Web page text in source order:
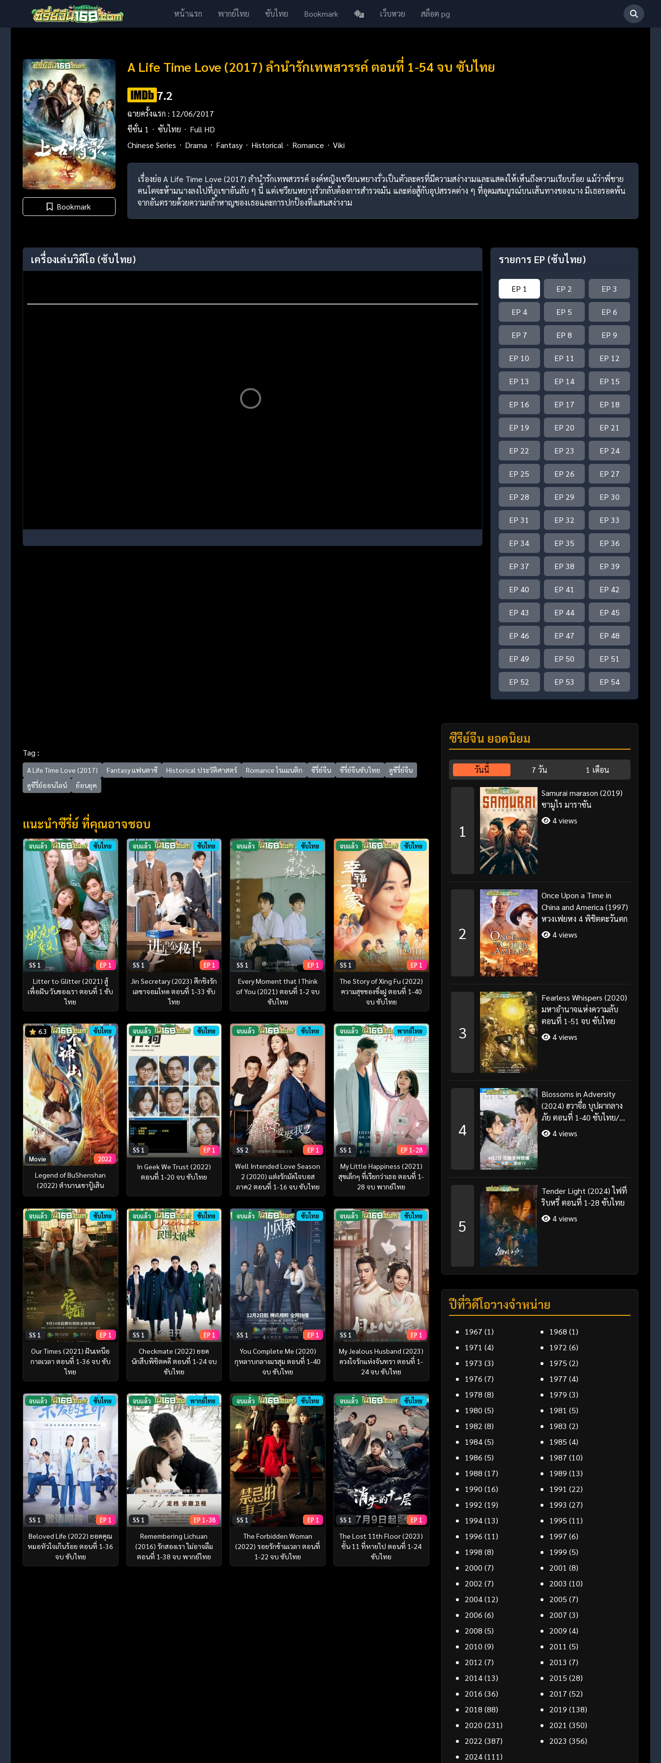
หน้าแรก พากย์ไทย ซับไทย Bookmark เว็บหวย สล็อต pg
Bookmark
A Life Time Love (2017) ลำนำรักเทพสวรรค์ ตอนที่ 1-54 จบ ซับไทย
7.2
ฉายครั้งแรก : 12/06/2017
ซีซั่น 1
ซับไทย
Full HD
Chinese Series
Drama Fantasy Historical Romance Viki
เรื่องย่อ A Life Time Love (2017) ลำนำรักเทพสวรรค์ องค์หญิงเซวียนหยางรั่วเป็นตัวละครที่มีความสง่างามและแสดงให้เห็นถึงความเรียบร้อย แม้ว่าพี่ชาย
คนโตจะห้ามนางลงไปที่ภูเขาอันลับ ๆ นี้ แต่เซวียนหยางรั่วกลับต้องการสำรวจมัน และต่อสู้กับอุปสรรคต่าง ๆ ที่อุดมสมบูรณ์บนเส้นทางของนาง มีเธอรอดพ้น
จากอันตรายด้วยความกล้าหาญของเธอและการปกป้องที่แสนสง่างาม
เครื่องเล่นวิดีโอ (ซับไทย) รายการ EP (ซับไทย)
EP 1 EP 2 EP 3
EP 4 EP 5 EP 6
EP 7 EP 8 EP 9
EP 10 EP 11 EP 12
EP 13 EP 14 EP 15
EP 16 EP 17 EP 18
EP 19 EP 20 EP 21
EP 22 EP 23 EP 24
EP 25 EP 26 EP 27
EP 28 EP 29 EP 30
EP 31 EP 32 EP 33
EP 34 EP 35 EP 36
EP 37 EP 38 EP 39
EP 40 EP 41 EP 42
EP 43 EP 44 EP 45
EP 46 EP 47 EP 48
EP 49 EP 50 EP 51
EP 52 EP 53 EP 54
Tag :
A Life Time Love (2017) Fantasy แฟนตาซี Historical ประวัติศาสตร์ Romance โรแมนติก ซีรี่ย์จีน ซีรี่ย์จีนซับไทย
ดูซีรี่ย์จีน
ดูซีรี่ย์ออนไลน์
ย้อนยุค
แนะนำซีรี่ย์ ที่คุณอาจชอบ
จบแล้ว ซับไทย
SS 1 EP 1
Litter to Glitter (2021) สู้
เพื่อฝัน วันของเรา ตอนที่ 1 ซับ
ไทย
จบแล้ว ซับไทย
SS 1 EP 1
Jin Secretary (2023) ศึกชิงรัก
เลขาจอมโหด ตอนที่ 1-33 ซับ
ไทย
จบแล้ว ซับไทย
SS 1 EP 1
Every Moment that I Think
of You (2021) ตอนที่ 1-2 จบ
ซับไทย
จบแล้ว ซับไทย
SS 1 EP 1
The Story of Xing Fu (2022)
ความสุขของซิ่งฝู ตอนที่ 1-40
จบ ซับไทย
6.3 ซับไทย
Movie 2022
Legend of BuShenshan
(2022) ตำนานเขาปู้เสิน
จบแล้ว ซับไทย
SS 1 EP 1
In Geek We Trust (2022)
ตอนที่ 1-20 จบ ซับไทย
จบแล้ว ซับไทย
SS 2 EP 1
Well Intended Love Season
2 (2020) แต่งรักมัดใจบอส
ภาค2 ตอนที่ 1-16 จบ ซับไทย
จบแล้ว พากย์ไทย
SS 1 EP 1-28
My Little Happiness (2021)
สุขเล็กๆ ที่เรียกว่าเธอ ตอนที่ 1-
28 จบ พากย์ไทย
จบแล้ว ซับไทย
SS 1 EP 1
Our Times (2021) ฝันเหนือ
กาลเวลา ตอนที่ 1-36 จบ ซับ
ไทย
จบแล้ว ซับไทย
SS 1 EP 1
Checkmate (2022) ยอด
นักสืบพิชิตคดี ตอนที่ 1-24 จบ
ซับไทย
จบแล้ว ซับไทย
SS 1 EP 1
You Complete Me (2020)
กุหลาบกลางมรสุม ตอนที่ 1-40
จบ ซับไทย
จบแล้ว ซับไทย
SS 1 EP 1
My Jealous Husband (2023)
ดวงใจรักแห่งจันทรา ตอนที่ 1-
24 จบ ซับไทย
จบแล้ว ซับไทย
SS 1 EP 1
Beloved Life (2022) ยอดคุณ
หมอหัวใจเกินร้อย ตอนที่ 1-36
จบ ซับไทย
จบแล้ว พากย์ไทย
SS 1 EP 1-38
Remembering Lichuan
(2016) รักสองเรา ไม่อาจลืม
ตอนที่ 1-38 จบ พากย์ไทย
จบแล้ว ซับไทย
SS 1 EP 1
The Forbidden Woman
(2022) รอยรักข้ามเวลา ตอนที่
1-22 จบ ซับไทย
จบแล้ว ซับไทย
SS 1 EP 1
The Lost 11th Floor (2023)
ชั้น 11 ที่หายไป ตอนที่ 1-24
ซับไทย
ซีรี่ย์จีน ยอดนิยม
วันนี้ 7 วัน 1 เดือน
1
Samurai marason (2019)
ซามูไร มาราซัน
4 views
2
Once Upon a Time in
China and America (1997)
หวงเฟยหง 4 พิชิตตะวันตก
4 views
3
Fearless Whispers (2020)
มหาอำนาจแห่งความลับ
ตอนที่ 1-51 จบ ซับไทย
4 views
4
Blossoms in Adversity
(2024) ฮวาจื่อ บุปผากลาง
ภัย ตอนที่ 1-40 ซับไทย/
พากย์ไทย
4 views
5
Tender Light (2024) ไฟที่
ริบหรี่ ตอนที่ 1-28 ซับไทย
4 views
ปีที่วิดีโอวางจำหน่าย
1967 (1) 1968 (1)
1971 (4) 1972 (6)
1973 (3) 1975 (2)
1976 (7) 1977 (4)
1978 (8) 1979 (3)
1980 (5) 1981 (5)
1982 (8) 1983 (2)
1984(5) 1985 (4)
1986 (5) 1987 (10)
1988 (17) 1989 (13)
1990 (16) 1991 (22)
1992 (19) 1993 (27)
1994(13) 1995 (11)
1996 (11) 1997 (6)
1998 (8) 1999 (5)
2000 (7) 2001 (8)
2002 (7) 2003 (10)
2004(12) 2005 (7)
2006 (6) 2007 (3)
2008 (5) 2009 (4)
2010 (9) 2011 (5)
2012 (7) 2013 (7)
2014(13) 2015 (28)
2016 (36) 2017 (52)
2018 (88) 2019 (138)
2020 (231) 2021 (350)
2022 (387) 2023 (356)
2024(111)